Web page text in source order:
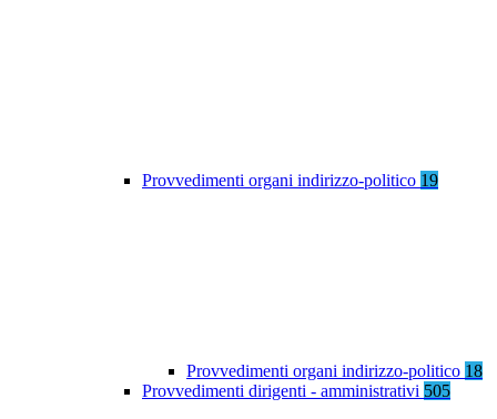
Provvedimenti organi indirizzo-politico 19
Provvedimenti organi indirizzo-politico 18
Provvedimenti dirigenti - amministrativi 505